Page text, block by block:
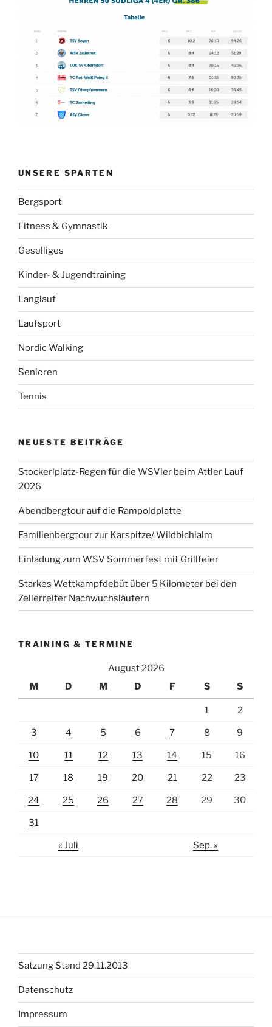
UNSERE SPARTEN
Bergsport
Fitness & Gymnastik
Geselliges
Kinder- & Jugendtraining
Langlauf
Laufsport
Nordic Walking
Senioren
Tennis
NEUESTE BEITRÄGE
Stockerlplatz-Regen für die WSVler beim Attler Lauf
2026
Abendbergtour auf die Rampoldplatte
Familienbergtour zur Karspitze/ Wildbichlalm
Einladung zum WSV Sommerfest mit Grillfeier
Starkes Wettkampfdebüt über 5 Kilometer bei den
Zellerreiter Nachwuchsläufern
TRAINING & TERMINE
August 2026
M
D M D F S S
1 2
3 4 5 6 7 8 9
10 11 12 13 14 15 16
17 18 19 20 21 22 23
24 25 26 27 28 29 30
31
« Juli Sep. »
Satzung Stand 29.11.2013
Datenschutz
Impressum